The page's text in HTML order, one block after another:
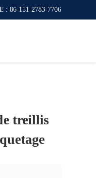
: 86-151-2783-7706
treillis